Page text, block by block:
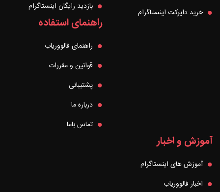
خرید دایرکت اینستاگرام
بازدید رایگان اینستاگرام
راهنمای استفاده
راهنمای فالووریاب
قوانین و مقررات
پشتیبانی
درباره ما
تماس باما
آموزش و اخبار
آموزش های اینستاگرام
اخبار فالووریاب